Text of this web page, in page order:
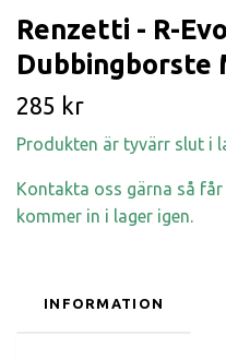
Renzetti - R-
Dubbingborste
285 kr
Produkten är tyvärr slut i
Kontakta oss gärna så
kommer in i lager igen.
INFORMATION